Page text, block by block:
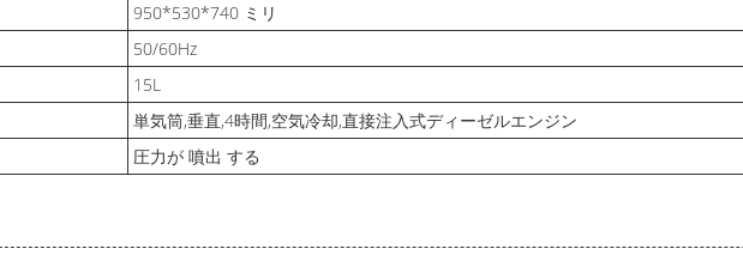
950*530*740 ミリ
50/60Hz
15L
単気筒,垂直,4時間,空気冷却,直接注入式ディーゼルエンジン
圧力が 噴出 する